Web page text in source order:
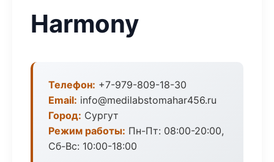
Harmony
Телефон: +7-979-809-18-30
Email: info@medilabstomahar456.ru
Город: Сургут
Режим работы: Пн-Пт: 08:00-20:00,
Сб-Вс: 10:00-18:00